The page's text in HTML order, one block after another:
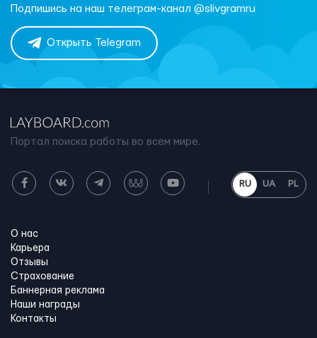
Подпишись на наш телеграм-канал @slivgramru
Открыть Telegram
Портал поиска работы во всем мире.
RU UA PL
О нас
Карьера
Отзывы
Страхование
Баннерная реклама
Наши награды
Контакты